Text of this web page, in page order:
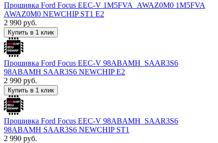
Прошивка Ford Focus EEC-V 1M5FVA_AWAZ0M0 1M5FVA
AWAZ0M0 NEWCHIP ST1 E2
2 990 руб.
Купить в 1 клик
Прошивка Ford Focus EEC-V 98ABAMH_SAAR3S6
98ABAMH SAAR3S6 NEWCHIP E2
2 990 руб.
Купить в 1 клик
Прошивка Ford Focus EEC-V 98ABAMH_SAAR3S6
98ABAMH SAAR3S6 NEWCHIP ST1
2 990 руб.